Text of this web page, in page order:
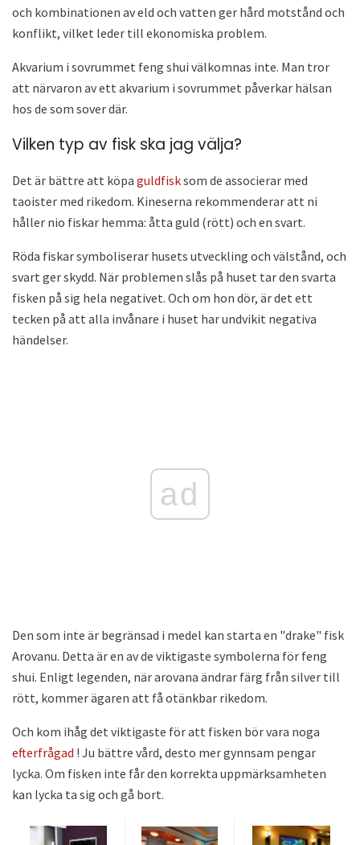
och kombinationen av eld och vatten ger hård motstånd och
konflikt, vilket leder till ekonomiska problem.
Akvarium i sovrummet feng shui välkomnas inte. Man tror
att närvaron av ett akvarium i sovrummet påverkar hälsan
hos de som sover där.
Vilken typ av fisk ska jag välja?
Det är bättre att köpa guldfisksom de associerar med
taoister med rikedom. Kineserna rekommenderar att ni
håller nio fiskar hemma: åtta guld (rött) och en svart.
Röda fiskar symboliserar husets utveckling och välstånd, och
svart ger skydd. När problemen slås på huset tar den svarta
fisken på sig hela negativet. Och om hon dör, är det ett
tecken på att alla invånare i huset har undvikit negativa
händelser.
ad
Den som inte är begränsad i medel kan starta en "drake" fisk
Arovanu. Detta är en av de viktigaste symbolerna för feng
shui. Enligt legenden, när arovana ändrar färg från silver till
rött, kommer ägaren att få otänkbar rikedom.
Och kom ihåg det viktigaste för att fisken bör vara noga
efterfrågad ! Ju bättre vård, desto mer gynnsam pengar
lycka. Om fisken inte får den korrekta uppmärksamheten
kan lycka ta sig och gå bort.